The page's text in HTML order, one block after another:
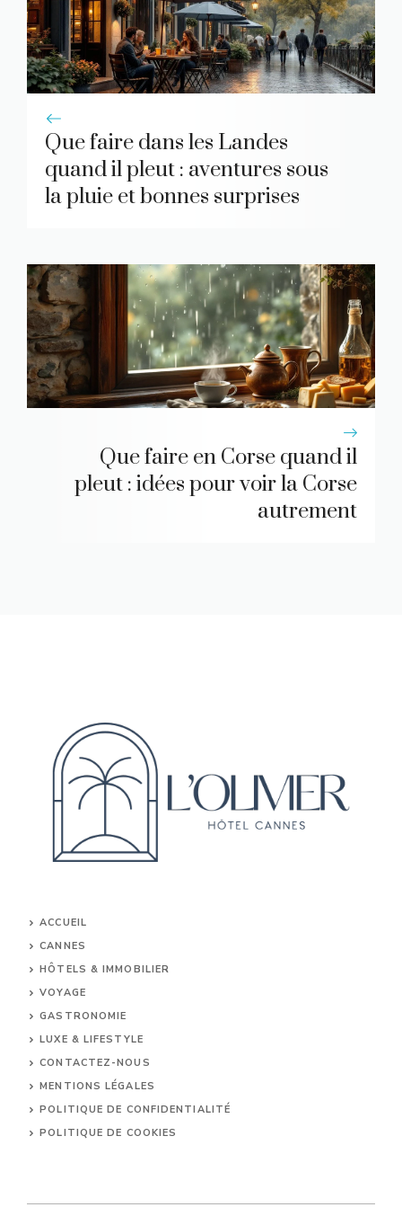
Que faire dans les Landes
quand il pleut : aventures sous
la pluie et bonnes surprises
Que faire en Corse quand il
pleut : idées pour voir la Corse
autrement
ACCUEIL
CANNES
HÔTELS & IMMOBILIER
VOYAGE
GASTRONOMIE
LUXE & LIFESTYLE
CONTACTEZ-NOUS
MENTIONS LÉGALES
POLITIQUE DE CONFIDENTIALITÉ
POLITIQUE DE COOKIES